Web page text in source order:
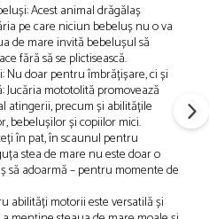
Acest animal drăgălaș
pe care niciun bebeluș nu o va
de mare invită bebelușul să
fără să se plictisească.
Nu doar pentru îmbrățișare, ci și
Jucăria mototolită promovează
atingerii, precum și abilitățile
bebelușilor și copiilor mici.
în pat, în scaunul pentru
stea de mare nu este doar o
să adoarmă – pentru momente de
abilități motorii este versatilă și